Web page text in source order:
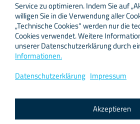
Service zu optimieren. Indem Sie auf
willigen Sie in die Verwendung aller
„Technische Cookies“ werden nur die
Cookies verwendet. Weitere
unserer Datenschutzerklärung durch
Informationen.
Datenschutzerklärung Impressum
Akzeptieren